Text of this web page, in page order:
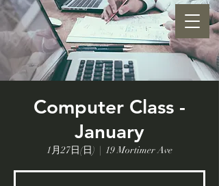
Computer Class -
January
1月27日(日)
  |
19 Mortimer Ave